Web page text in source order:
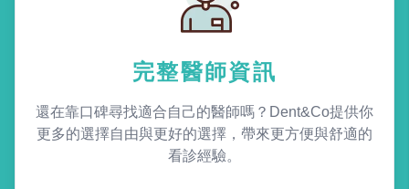
完整醫師資訊
還在靠口碑尋找適合自己的醫師嗎？Dent&Co提供你
更多的選擇自由與更好的選擇，帶來更方便與舒適的
看診經驗。